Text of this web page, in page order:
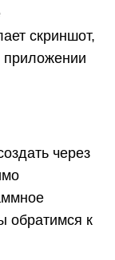
скриншот,
приложении
через
обратимся к